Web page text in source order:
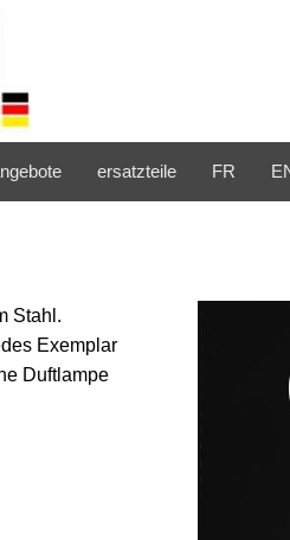
ersatzteile FR
Stahl.
Exemplar
Duftlampe